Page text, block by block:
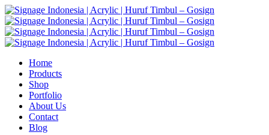
Home
Products
Shop
Portfolio
About Us
Contact
Blog